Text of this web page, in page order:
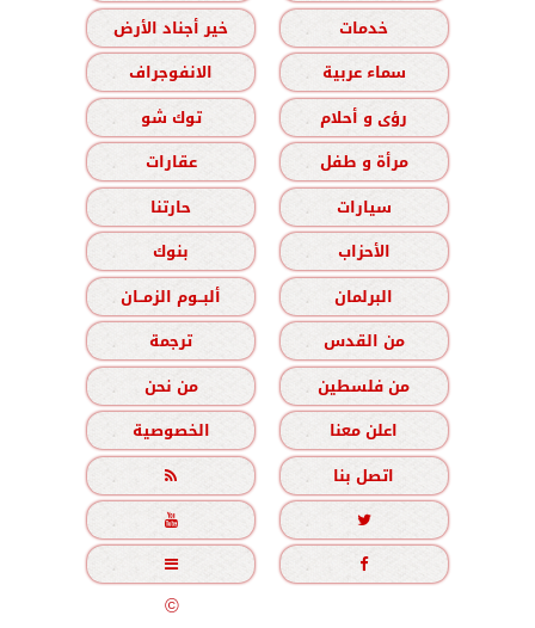
خدمات
خير أجناد الأرض
سماء عربية
الانفوجراف
رؤى و أحلام
توك شو
مرأة و طفل
عقارات
سيارات
حارتنا
الأحزاب
بنوك
البرلمان
ألبــوم الزمــان
من القدس
ترجمة
من فلسطين
من نحن
اعلن معنا
الخصوصية
اتصل بنا





جميع الحقوق محفوظة©